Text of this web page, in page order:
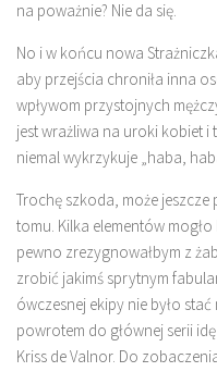
na poważnie? Nie da się.
No i w końcu nowa
aby przejścia chroniła inna
wpływom przystojnych
jest wrażliwa na uroki kobiet
niemal wykrzykuje „haba,
Trochę szkoda, może
tomu. Kilka elementów
pewno zrezygnowałbym z
zrobić jakimś sprytnym
ówczesnej ekipy nie było
powrotem do głównej serii
Kriss de Valnor. Do